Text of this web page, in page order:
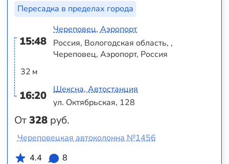
Пересадка в пределах города
15:48
32 м
16:20
От328 руб.
Череповец, Аэропорт
Россия, Вологодская область, ,
Череповец, Аэропорт, Россия
Шексна, Автостанция
ул. Октябрьская, 128
Череповецкая автоколонна №1456
4.4
8